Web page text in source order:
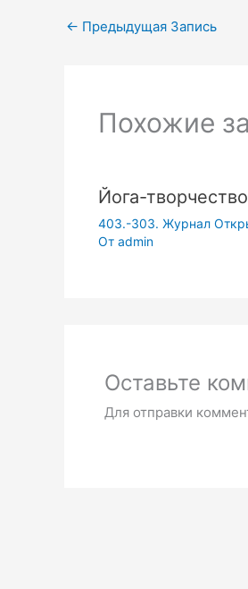
← Предыдущая Запись
Похожие
Йога-творчество
403.-303. Журнал
От admin
Оставьте
Для отправки